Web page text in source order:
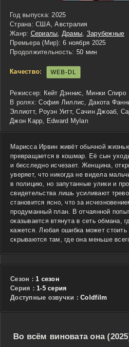
Год выпуска: 2025
Страна: США, Австралия
Жанр: Сериалы Драмы Зарубежные
Премьера (Мир): 6 ноября 2025
Продолжительность: 50 мин
Качество: WEB-DL
Режиссер: Кейт Дэннис, Минки Спиро
В ролях: София Лиллис, Дакота
Эллиотт, Роуэн Уитт, Сачин Джоаб,
Джон Карр, Edward Mylan
Марисса Ирвин живёт обычной
превращается в кошмар. Её сын
и бесследно исчезает. Женщина,
уверяет, что никогда не видела
в полицию, но запутанные улики и
свидетельства лишь усиливают
становится ясно, что за
продуманный план. В отчаянной
оказывается втянута в сеть обмана,
кажется. Любая ошибка может стоить
скрываются там, где она меньше
Сезон : 1 сезон
Cерия : 1-5 серия
Доступные озвучки : Coldfilm
Во всём виновата она